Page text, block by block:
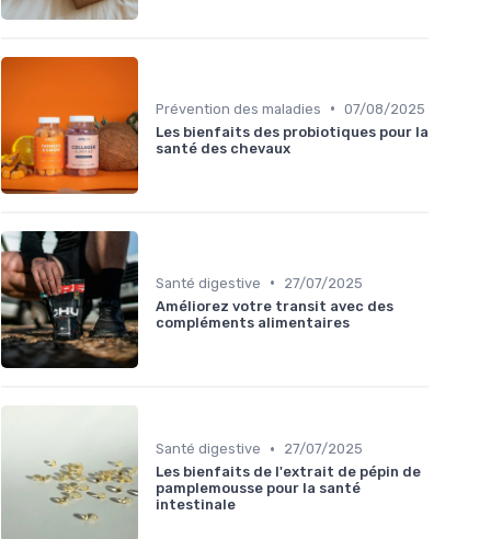
Prévention des maladies • 07/08/2025
Les bienfaits des probiotiques pour la
santé des chevaux
Santé digestive •
27/07/2025
Améliorez votre transit avec des
compléments alimentaires
Santé digestive •
27/07/2025
Les bienfaits de l'extrait de pépin de
pamplemousse pour la santé
intestinale